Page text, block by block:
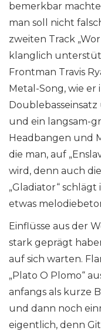
bemerkbar
man soll nicht
zweiten Track
klanglich
Frontman Travis
Metal-Song, wie er
und ein langsam-
Headbangen und
die man, auf
wird, denn auch
„Gladiator“
etwas
Einflüsse aus der
stark geprägt
auf sich warten.
„Plato O Plomo“
anfangs als kurze
und dann noch
eigentlich, denn